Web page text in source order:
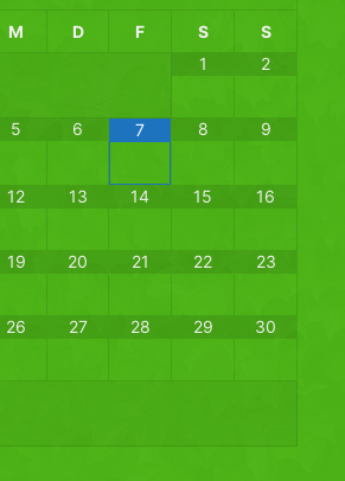
M D F S
S
1
2
5 6 7 8 9
12 13 14 15 16
19 20 21 22 23
26 27 28 29 30